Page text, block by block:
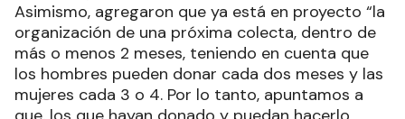
Asimismo, agregaron que ya está en proyecto “la
organización de una próxima colecta, dentro de
más o menos 2 meses, teniendo en cuenta que
los hombres pueden donar cada dos meses y las
mujeres cada 3 o 4. Por lo tanto, apuntamos a